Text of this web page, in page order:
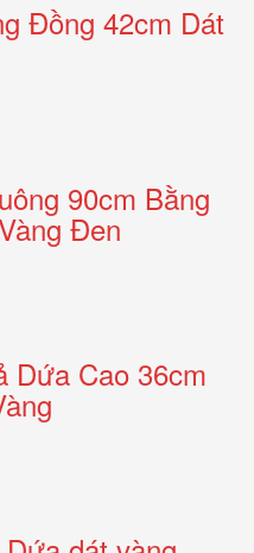
Đồng 42cm Dát
90cm Bằng
Đen
Cao 36cm